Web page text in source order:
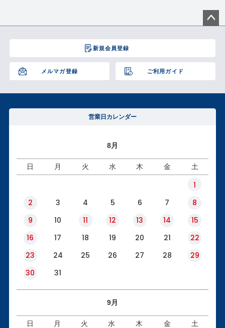
新規会員登録
メルマガ登録 ご利用ガイド
ジト
へ
営業日カレンダー
8月
日 月 火 水 木 金 土
1
2
3 4 5 6 7
8
9
10 11 12 13 14
15
16
17 18 19 20 21
22
23
24 25 26 27 28
29
30
31
9月
日 月 火 水 木 金 土